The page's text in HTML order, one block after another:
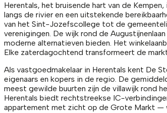
Herentals, het bruisende hart van de
langs de rivier en een uitstekende
van het Sint-Jozefscollege tot de
verenigingen. De wijk rond de
moderne alternatieven bieden. Het
Elke zaterdagochtend transformeert de
Als vastgoedmakelaar in Herentals kent De
eigenaars en kopers in de regio. De
meest gewilde buurten zijn de villawijk rond
Herentals biedt rechtstreekse IC-
appartement met zicht op de Grote Markt —